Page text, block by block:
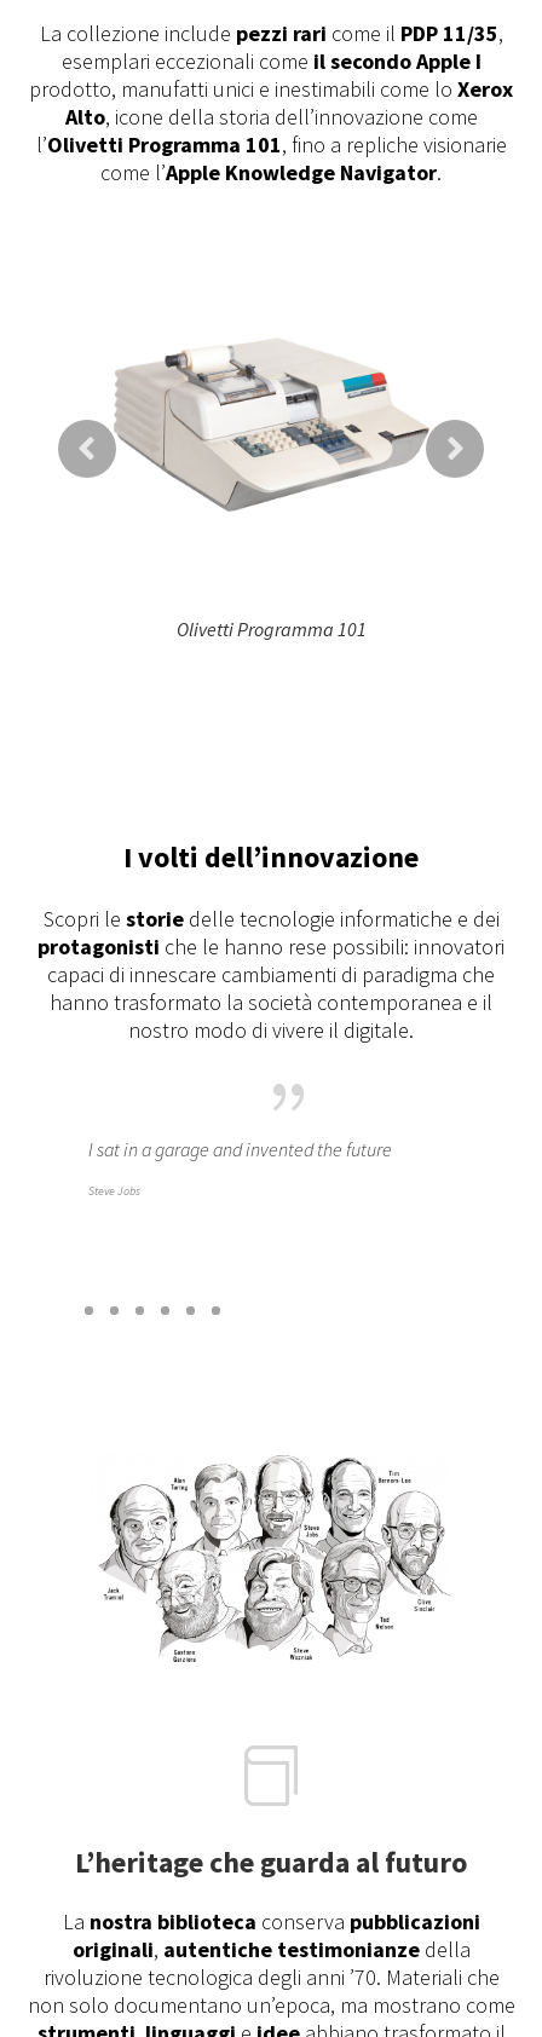
La collezione include pezzi rari come il PDP 11/35,
esemplari eccezionali come il secondo Apple I
prodotto, manufatti unici e inestimabili come lo Xerox
Alto, icone della storia dell’innovazione come
l’Olivetti Programma 101, fino a repliche visionarie
come l’Apple Knowledge Navigator.
Olivetti Programma 101
I volti dell’innovazione
Scopri le storiedelle tecnologie informatiche e dei
protagonisti che le hanno rese possibili: innovatori
capaci di innescare cambiamenti di paradigma che
hanno trasformato la società contemporanea e il
nostro modo di vivere il digitale.
{
I sat in a garage and invented the future
Steve Jobs

L’heritage che guarda al futuro
La nostra biblioteca conserva pubblicazioni
originali, autentiche testimonianzedella
rivoluzione tecnologica degli anni ’70. Materiali che
non solo documentano un’epoca, ma mostrano come